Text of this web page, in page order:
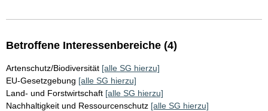
Betroffene Interessenbereiche (4)
Artenschutz/Biodiversität [alle SG hierzu]
EU-Gesetzgebung [alle SG hierzu]
Land- und Forstwirtschaft [alle SG hierzu]
Nachhaltigkeit und Ressourcenschutz [alle SG hierzu]